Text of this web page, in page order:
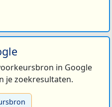
in Google
je zoekresultaten.